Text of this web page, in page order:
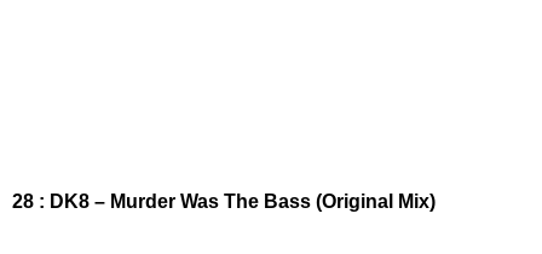
28 : DK8 – Murder Was The Bass (Original Mix)